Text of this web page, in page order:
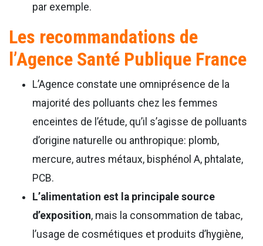
par exemple.
Les recommandations de
l’Agence Santé Publique France
L’Agence constate une omniprésence de la
majorité des polluants chez les femmes
enceintes de l’étude, qu’il s’agisse de polluants
d’origine naturelle ou anthropique: plomb,
mercure, autres métaux, bisphénol A, phtalate,
PCB.
L’alimentation est la principale source
d’exposition, mais la consommation de tabac,
l’usage de cosmétiques et produits d’hygiène,